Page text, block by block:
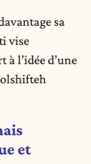
sa
vise
l’idée d’une
et